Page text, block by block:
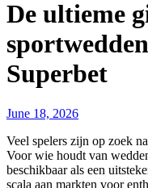
De ultieme
Superbet
June 18, 2026
Veel spelers zijn op zoek
Voor wie houdt van
beschikbaar als een
scala aan markten voor